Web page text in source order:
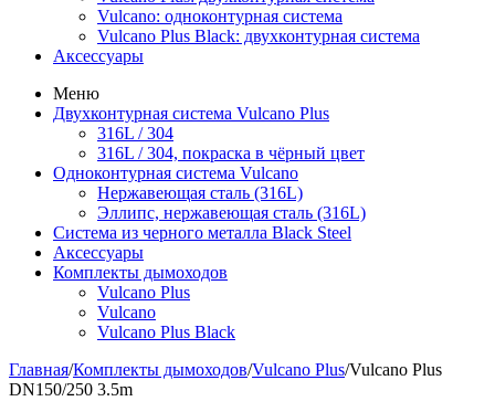
Vulcano: одноконтурная система
Vulcano Plus Black: двухконтурная система
Аксессуары
Меню
Двухконтурная система Vulcano Plus
316L / 304
316L / 304, покраска в чёрный цвет
Одноконтурная система Vulcano
Нержавеющая сталь (316L)
Эллипс, нержавеющая сталь (316L)
Система из черного металла Black Steel
Аксессуары
Комплекты дымоходов
Vulcano Plus
Vulcano
Vulcano Plus Black
Главная/Комплекты дымоходов/Vulcano Plus/Vulcano Plus
DN150/250 3.5m